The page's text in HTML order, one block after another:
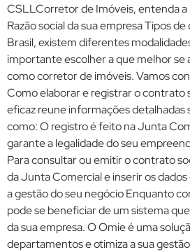
CSLLCorretor de Imóveis, entenda
Razão social da sua empresa Tipos
Brasil, existem diferentes
importante escolher a que melhor se
como corretor de imóveis. Vamos
Como elaborar e registrar o contrato
eficaz reune informações detalhadas
como: O registro é feito na Junta
garante a legalidade do seu
Para consultar ou emitir o contrato
da Junta Comercial e inserir os
a gestão do seu negócio Enquanto
pode se beneficiar de um sistema
da sua empresa. O Omie é uma
departamentos e otimiza a sua